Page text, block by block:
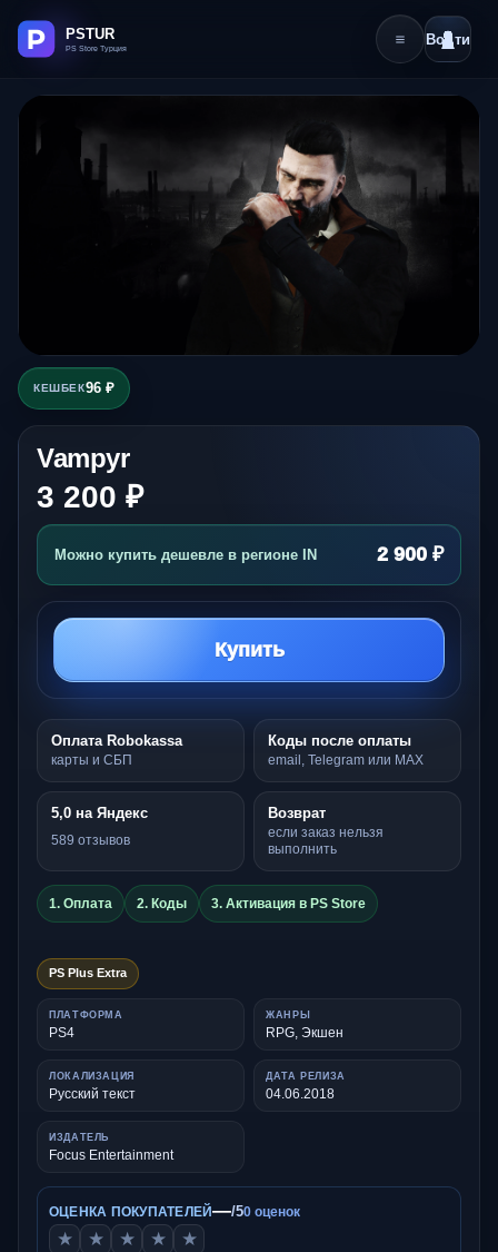
Войти
КЕШБЕК96 ₽
Vampyr
3 200 ₽
Можно купить дешевле в регионе IN 2 900 ₽
Купить
Оплата Robokassa
карты и СБП
Коды после оплаты
email, Telegram или MAX
5,0 на Яндекс
589 отзывов
Возврат
если заказ нельзя
выполнить
1. Оплата 2. Коды 3. Активация в PS Store
PS Plus Extra
ПЛАТФОРМА
PS4
ЖАНРЫ
RPG, Экшен
ЛОКАЛИЗАЦИЯ
Русский текст
ДАТА РЕЛИЗА
04.06.2018
ИЗДАТЕЛЬ
Focus Entertainment
ОЦЕНКА ПОКУПАТЕЛЕЙ—/50 оценок
★ ★ ★ ★ ★